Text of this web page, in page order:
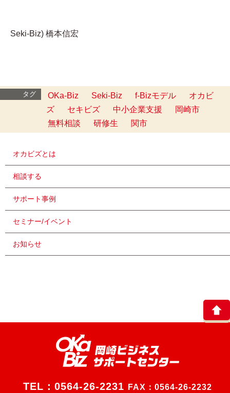
Seki-Biz) 橋本信宏
タグ OKa-Biz Seki-Biz f-Bizモデル
オカビ
ズ
セキビズ 中小企業支援
岡崎市
無料相談
研修生 関市
オカビズとは
相談する
サポート事例
セミナー/イベント
お知らせ
TEL： 0564-26-2231 FAX：0564-26-2232